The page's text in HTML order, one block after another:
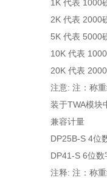
1K 代表 1000
2K 代表 2000
5K 代表 5000
10K 代表
20K 代表
注意: 注：称
装于TWA模块
兼容计量
DP25B-S 4位
DP41-S 6位
注释: 注：称